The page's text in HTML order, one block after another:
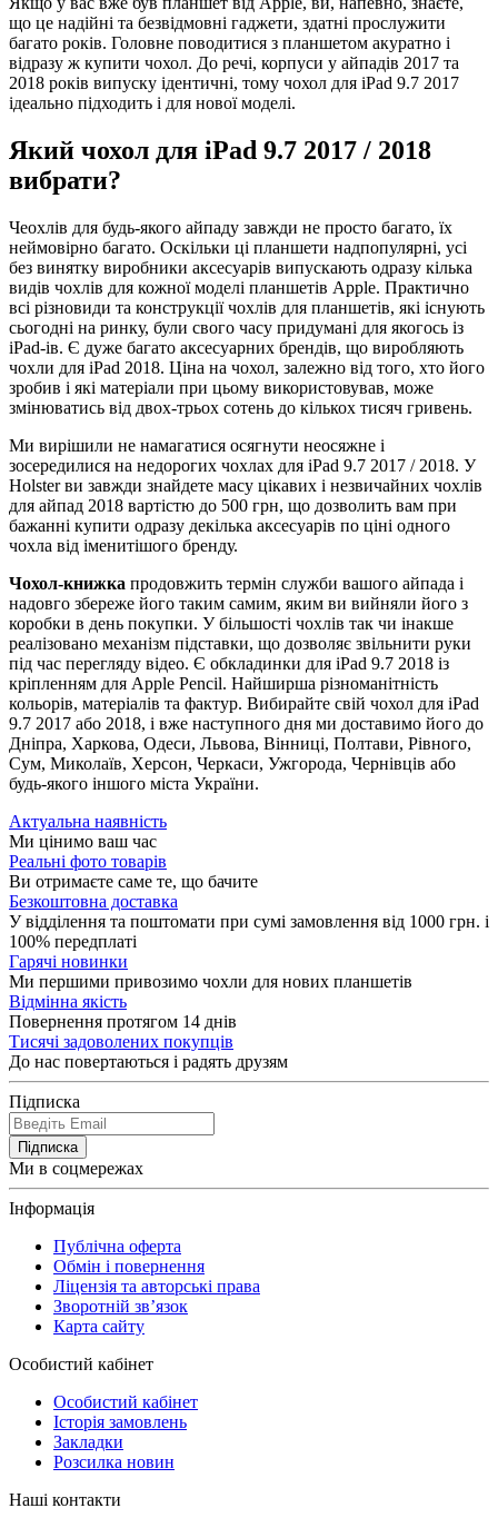
що це надійні та безвідмовні гаджети, здатні прослужити
багато років. Головне поводитися з планшетом акуратно і
відразу ж купити чохол. До речі, корпуси у айпадів 2017 та
2018 років випуску ідентичні, тому чохол для iPad 9.7 2017
ідеально підходить і для нової моделі.
Який чохол для iPad 9.7 2017 / 2018
вибрати?
Чеохлів для будь-якого айпаду завжди не просто багато, їх
неймовірно багато. Оскільки ці планшети надпопулярні, усі
без винятку виробники аксесуарів випускають одразу кілька
видів чохлів для кожної моделі планшетів Apple. Практично
всі різновиди та конструкції чохлів для планшетів, які існують
сьогодні на ринку, були свого часу придумані для якогось із
iPad-ів. Є дуже багато аксесуарних брендів, що виробляють
чохли для iPad 2018. Ціна на чохол, залежно від того, хто його
зробив і які матеріали при цьому використовував, може
змінюватись від двох-трьох сотень до кількох тисяч гривень.
Ми вирішили не намагатися осягнути неосяжне і
зосередилися на недорогих чохлах для iPad 9.7 2017 / 2018. У
Holster ви завжди знайдете масу цікавих і незвичайних чохлів
для айпад 2018 вартістю до 500 грн, що дозволить вам при
бажанні купити одразу декілька аксесуарів по ціні одного
чохла від іменитішого бренду.
Чохол-книжка продовжить термін служби вашого айпада і
надовго збереже його таким самим, яким ви вийняли його з
коробки в день покупки. У більшості чохлів так чи інакше
реалізовано механізм підставки, що дозволяє звільнити руки
під час перегляду відео. Є обкладинки для iPad 9.7 2018 із
кріпленням для Apple Pencil. Найширша різноманітність
кольорів, матеріалів та фактур. Вибирайте свій чохол для iPad
9.7 2017 або 2018, і вже наступного дня ми доставимо його до
Дніпра, Харкова, Одеси, Львова, Вінниці, Полтави, Рівного,
Сум, Миколаїв, Херсон, Черкаси, Ужгорода, Чернівців або
будь-якого іншого міста України.
Актуальна наявність
Ми цінимо ваш час
Реальні фото товарів
Ви отримаєте саме те, що бачите
Безкоштовна доставка
У відділення та поштомати при сумі замовлення від 1000 грн. і
100% передплаті
Гарячі новинки
Ми першими привозимо чохли для нових планшетів
Відмінна якість
Повернення протягом 14 днів
Тисячі задоволених покупців
До нас повертаються і радять друзям
Підписка
Підписка
Ми в соцмережах
Інформація
Публічна оферта
Обмін і повернення
Ліцензія та авторські права
Зворотній зв’язок
Карта сайту
Особистий кабінет
Особистий кабінет
Історія замовлень
Закладки
Розсилка новин
Наші контакти